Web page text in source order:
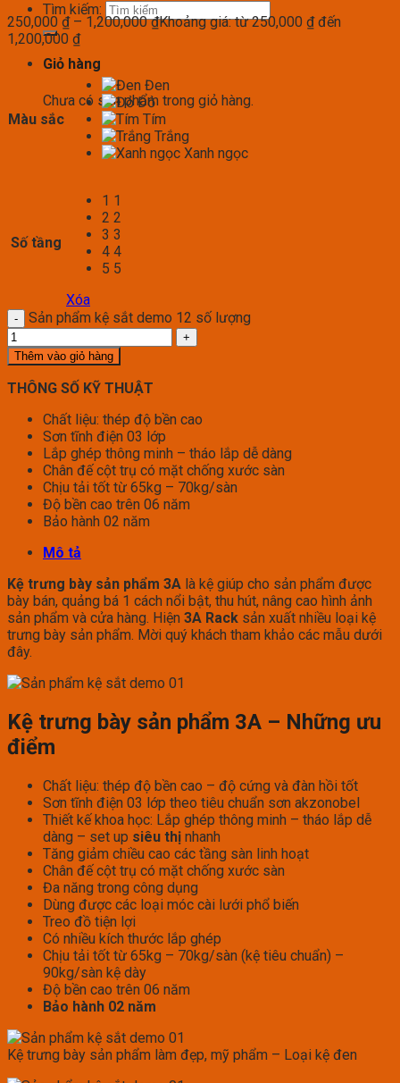
Tìm kiếm:
Giỏ hàng
Chưa có sản phẩm trong giỏ hàng.
250,000 ₫ – 1,200,000₫Khoảng giá: từ 250,000 ₫ đến
1,200,000 ₫
Màu sắc
Đen
Đỏ
Tím
Trắng
Xanh ngọc
Số tầng
1 1
2 2
3 3
4 4
5 5
Xóa
Sản phẩm kệ sắt demo 12 số lượng
Thêm vào giỏ hàng
THÔNG SỐ KỸ THUẬT
Chất liệu: thép độ bền cao
Sơn tĩnh điện 03 lớp
Lắp ghép thông minh – tháo lắp dễ dàng
Chân đế cột trụ có mặt chống xước sàn
Chịu tải tốt từ 65kg – 70kg/sàn
Độ bền cao trên 06 năm
Bảo hành 02 năm
Mô tả
Kệ trưng bày sản phẩm 3A là kệ giúp cho sản phẩm được
bày bán, quảng bá 1 cách nổi bật, thu hút, nâng cao hình ảnh
sản phẩm và cửa hàng. Hiện 3A Rack sản xuất nhiều loại kệ
trưng bày sản phẩm. Mời quý khách tham khảo các mẫu dưới
đây.
Kệ trưng bày sản phẩm 3A – Những ưu
điểm
Chất liệu: thép độ bền cao – độ cứng và đàn hồi tốt
Sơn tĩnh điện 03 lớp theo tiêu chuẩn sơn akzonobel
Thiết kế khoa học: Lắp ghép thông minh – tháo lắp dễ
dàng – set up siêu thị nhanh
Tăng giảm chiều cao các tầng sàn linh hoạt
Chân đế cột trụ có mặt chống xước sàn
Đa năng trong công dụng
Dùng được các loại móc cài lưới phổ biến
Treo đồ tiện lợi
Có nhiều kích thước lắp ghép
Chịu tải tốt từ 65kg – 70kg/sàn (kệ tiêu chuẩn) –
90kg/sàn kệ dày
Độ bền cao trên 06 năm
Bảo hành 02 năm
Kệ trưng bày sản phẩm làm đẹp, mỹ phẩm – Loại kệ đen